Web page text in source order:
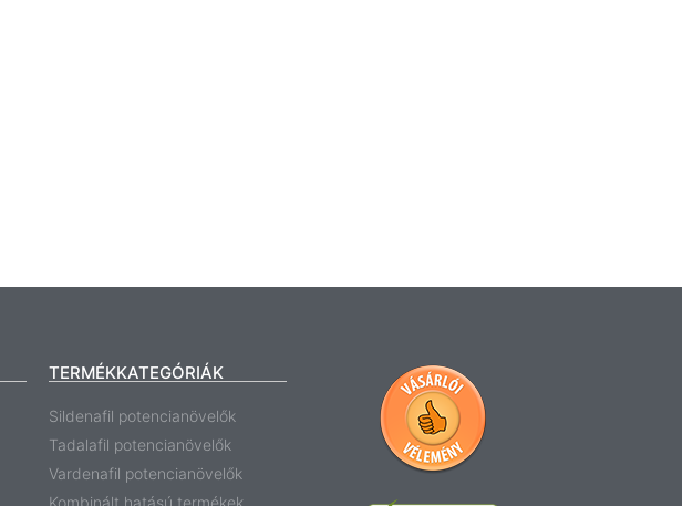
TERMÉKKATEGÓRIÁK
Sildenafil potencianövelők
Tadalafil potencianövelők
Vardenafil potencianövelők
Kombinált hatású termékek